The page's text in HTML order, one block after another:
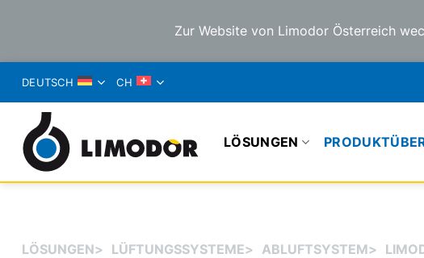
Zur Website von Limodor Österreich
INHALT
SPRINGEN
DEUTSCH CH
LÖSUNGEN
LÖSUNGEN> LÜFTUNGSSYSTEME> ABLUFTSYSTEM>